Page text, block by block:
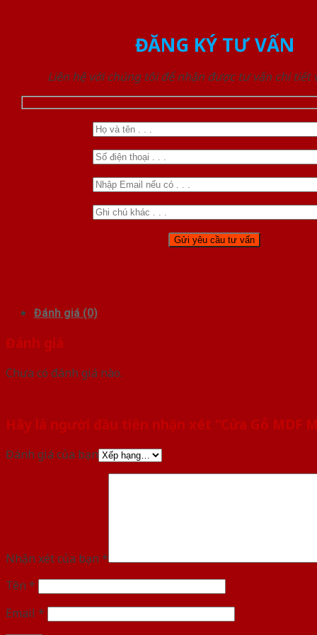
ĐĂNG KÝ TƯ VẤN
Liên hệ với chúng tôi để nhận được tư vấn chi tiết
Đánh giá (0)
Đánh giá
Chưa có đánh giá nào.
Hãy là người đầu tiên nhận xét “Cửa Gỗ MDF
Đánh giá của bạn
Nhận xét của bạn *
Tên *
Email *